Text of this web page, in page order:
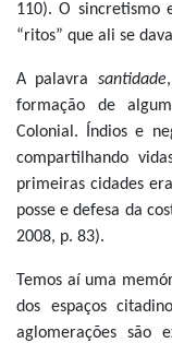
110). O sincretismo
“ritos” que ali se
A palavra santidade
formação de
Colonial. Índios e
compartilhando
primeiras cidades
posse e defesa da
2008, p. 83).
Temos aí uma
dos espaços
aglomerações são